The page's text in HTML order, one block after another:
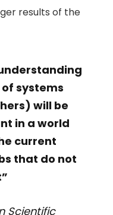
results of the
systems
will be
in a world
current
that do not
Scientific